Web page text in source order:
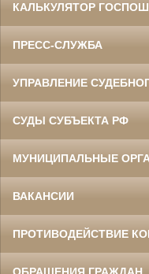
КАЛЬКУЛЯТОР
ПРЕСС-СЛУЖБА
УПРАВЛЕНИЕ
СУДЫ СУБЪЕКТА РФ
МУНИЦИПАЛЬНЫЕ
ВАКАНСИИ
ПРОТИВОДЕЙСТВИЕ